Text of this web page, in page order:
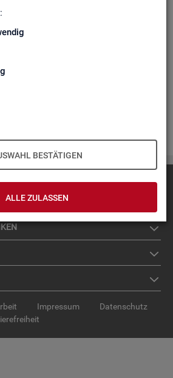
BESTÄTIGEN
ALLE ZULASSEN
z. B. den Mo­nats­be­richt und den BA-
aus der Sta­tis­tik.
kos­ten­los.
Impressum
Datenschutz